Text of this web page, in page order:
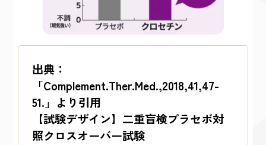
出典：
「Complement.Ther.Med.,2018,41,47-
51.」より引用
【試験デザイン】二重盲検プラセボ対
照クロスオーバー試験